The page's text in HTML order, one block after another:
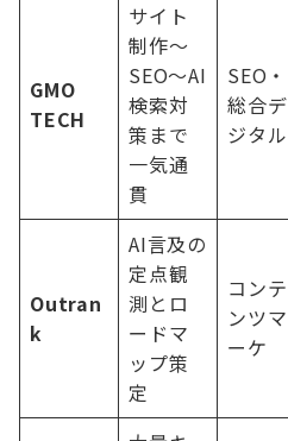
GMO
TECH
サイト
制作〜
SEO〜AI
検索対
策まで
一気通
貫
SEO・
総合デ
ジタル
Outran
k
AI言及の
定点観
測とロ
ードマ
ップ策
定
コンテ
ンツマ
ーケ